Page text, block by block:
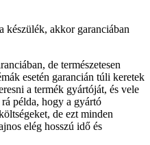
készülék, akkor garanciában
de természetesen
esetén garancián túli keretek
a termék gyártóját, és vele
példa, hogy a gyártó
de ezt minden
elég hosszú idő és